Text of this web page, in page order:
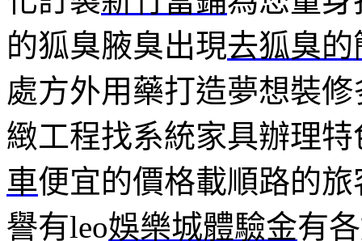
的狐臭腋臭出現去狐臭
處方外用藥打造夢想裝
緻工程找系統家具辦理
車便宜的價格載順路的
譽有leo娛樂城體驗金有